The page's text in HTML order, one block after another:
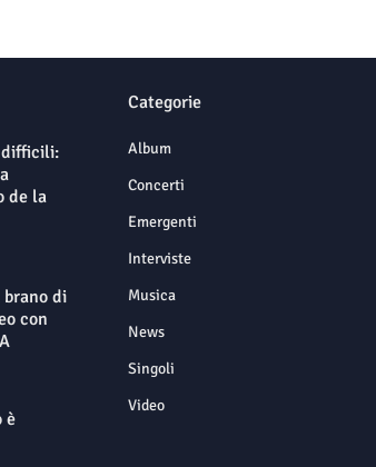
difficili:
de la
di
con
è
Categorie
Album
Concerti
Emergenti
Interviste
Musica
News
Singoli
Video